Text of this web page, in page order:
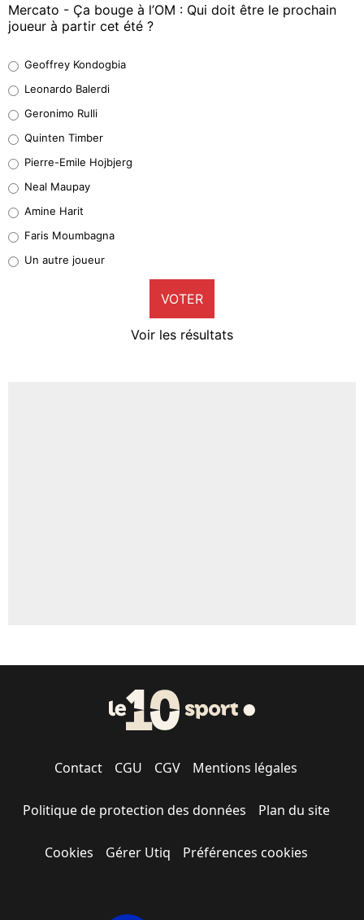
Mercato - Ça bouge à l’OM : Qui doit être le prochain
joueur à partir cet été ?
38%
32%
5%
1%
9%
Geoffrey Kondogbia
Leonardo Balerdi
Geronimo Rulli
Quinten Timber
Pierre-Emile Hojbjerg
Neal Maupay
Amine Harit
Faris Moumbagna
Un autre joueur
VOTER
Voir les résultats
Contact CGU CGV Mentions légales
Politique de protection des données Plan du site
Cookies Gérer Utiq Préférences cookies